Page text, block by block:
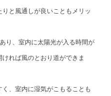
と風通しが良いこともメリッ
り、室内に太陽光が入る時間が
れば風のとおり道ができま
、室内に湿気がこもることも